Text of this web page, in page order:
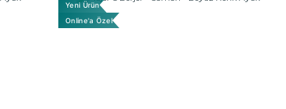
Yeni Ürün
Online'a Özel